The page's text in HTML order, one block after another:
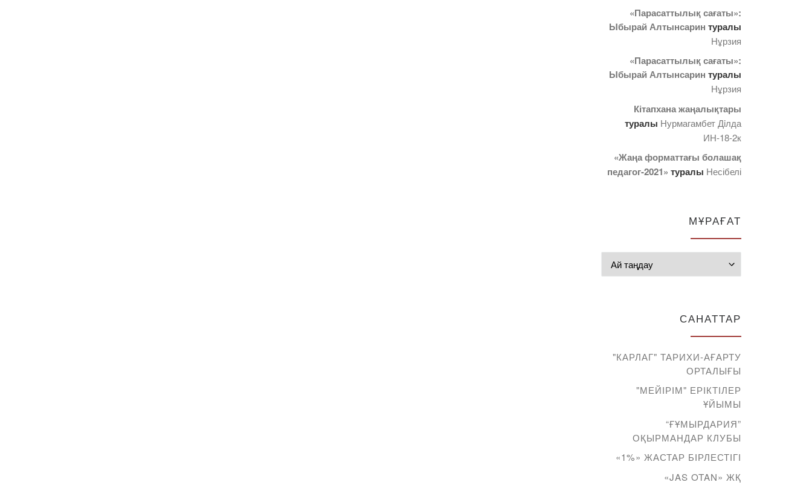
«Парасаттылық сағаты»:
Ыбырай Алтынсарин туралы
Нұрзия
«Парасаттылық сағаты»:
Ыбырай Алтынсарин туралы
Нұрзия
Кітапхана жаңалықтары
туралы Нурмагамбет Дiлда
ИН-18-2к
«Жаңа форматтағы болашақ
педагог-2021» туралы Несібелі
МҰРАҒАТ
САНАТТАР
"КАРЛАГ" ТАРИХИ-АҒАРТУ
ОРТАЛЫҒЫ
"МЕЙІРІМ" ЕРІКТІЛЕР
ҰЙЫМЫ
“ҒҰМЫРДАРИЯ”
ОҚЫРМАНДАР КЛУБЫ
«1%» ЖАСТАР БІРЛЕСТІГІ
«JAS OTAN» ЖҚ